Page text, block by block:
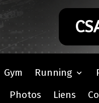
Gym Running
Photos
Liens